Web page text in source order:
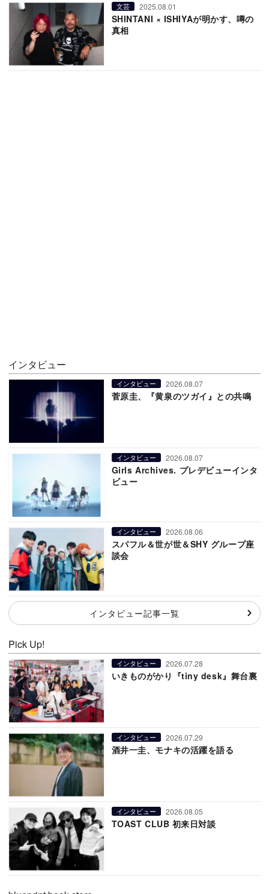
文芸 2025.08.01
SHINTANI × ISHIYAが明かす、噂の
真相
インタビュー
インタビュー 2026.08.07
菅原圭、『黄泉のツガイ』との共鳴
インタビュー 2026.08.07
Girls Archives. プレデビューインタ
ビュー
インタビュー 2026.08.06
スパフル＆世が世＆SHY グループ座
談会
インタビュー記事一覧
Pick Up!
インタビュー 2026.07.28
いきものがかり『tiny desk』舞台裏
インタビュー 2026.07.29
酒井一圭、モナキの活躍を語る
インタビュー 2026.08.05
TOAST CLUB 初来日対談